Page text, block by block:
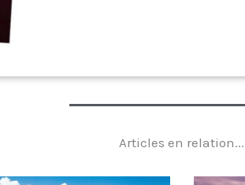
Articles en relation...